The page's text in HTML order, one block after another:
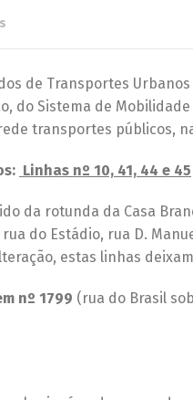
de Transportes
do Sistema de
transportes públicos,
Linhas nº 10, 41, 44 e 45
da rotunda da Casa
rua do Estádio, rua D.
estas linhas
nº 1799 (rua do Brasil